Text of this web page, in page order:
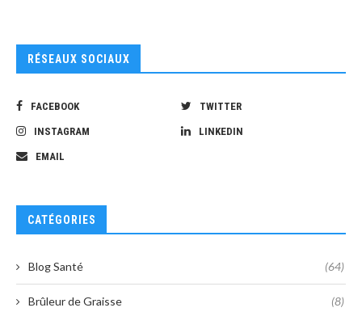
RÉSEAUX SOCIAUX
FACEBOOK TWITTER
INSTAGRAM LINKEDIN
EMAIL
CATÉGORIES
Blog Santé (64)
Brûleur de Graisse (8)